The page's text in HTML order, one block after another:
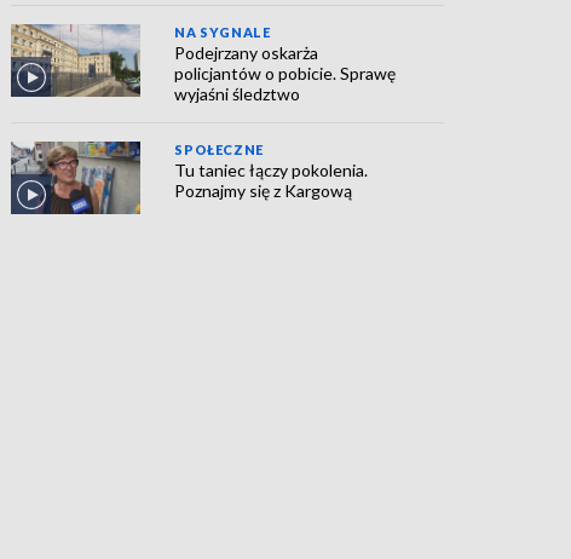
NA SYGNALE
Podejrzany oskarża
policjantów o pobicie. Sprawę
wyjaśni śledztwo
SPOŁECZNE
Tu taniec łączy pokolenia.
Poznajmy się z Kargową